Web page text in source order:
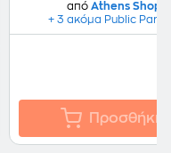
από Athens Shop
+ 3 ακόμα Public
Προσθήκη